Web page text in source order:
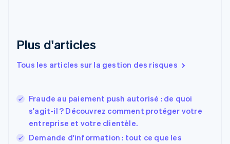
Plus d'articles
Tous les articles sur la gestion des risques
Fraude au paiement push autorisé : de quoi
s'agit-il ? Découvrez comment protéger votre
entreprise et votre clientèle.
Demande d'information : tout ce que les
English
Espagne
États-Unis
EnglishEspañol简体中文
Finlande
English Svenska